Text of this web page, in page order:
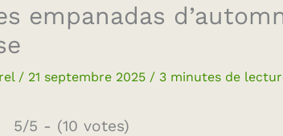
empanadas
/ 21 septembre 2025 / 3 minutes de
5/5 - (10 votes)